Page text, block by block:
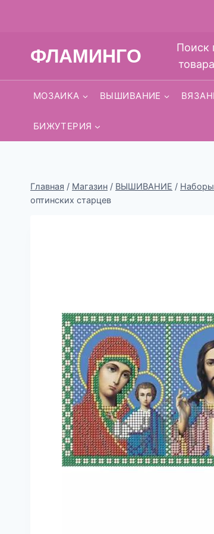
ФЛАМИНГО
Поиск
МОЗАИКА ВЫШИВАНИЕ
БИЖУТЕРИЯ
Главная / Магазин / ВЫШИВАНИЕ / Наборы
оптинских старцев